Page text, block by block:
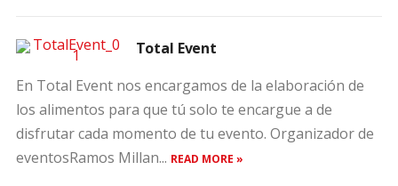
Total Event
En Total Event nos encargamos de la elaboración de
los alimentos para que tú solo te encargue a de
disfrutar cada momento de tu evento. Organizador de
eventosRamos Millan... READ MORE »